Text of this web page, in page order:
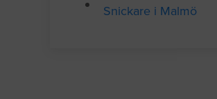
Snickare i Malmö